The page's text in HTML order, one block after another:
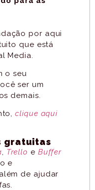
por aqui
que está
Media.
o seu
ser um
demais.
clique aqui
gratuitas
, Trello e Buffer
e
de ajudar